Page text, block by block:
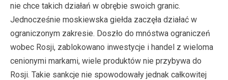
nie chce takich działań w obrębie swoich granic.
Jednocześnie moskiewska giełda zaczęła działać w
ograniczonym zakresie. Doszło do mnóstwa ograniczeń
wobec Rosji, zablokowano inwestycje i handel z wieloma
cenionymi markami, wiele produktów nie przybywa do
Rosji. Takie sankcje nie spowodowały jednak całkowitej